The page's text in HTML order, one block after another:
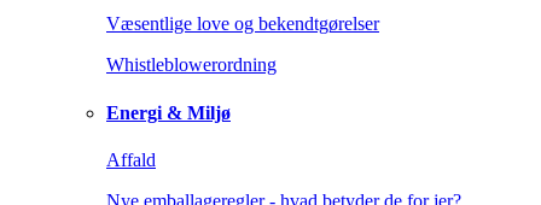
Væsentlige love og bekendtgørelser
Whistleblowerordning
Energi & Miljø
Affald
Nye emballageregler - hvad betyder de for jer?